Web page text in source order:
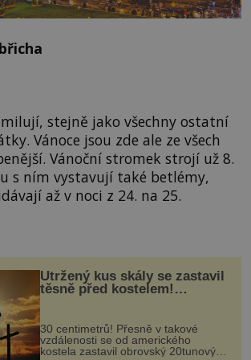
milují, stejně jako všechny ostatní
Vánoce jsou zde ale ze všech
Vánoční stromek strojí už 8.
s ním vystavují také betlémy,
až v noci z 24. na 25.
Utržený kus skály se zastavil
těsně před kostelem!
Ochránila ho boží síla?
30 centimetrů! Přesně v takové
vzdálenosti se od amerického
kostela zastavil obrovský 20tunový